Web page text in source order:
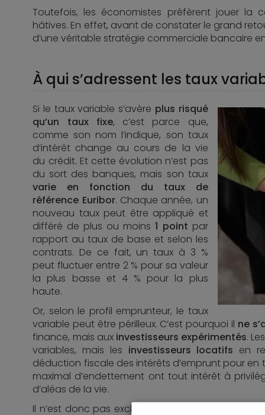
Toutefois, les économistes préfèrent jouer la
hâtives. En effet, avant de constater le grand
d’une véritable stratégie commerciale bancaire
À qui s’adressent les taux
Si le taux variable s’avère plus risqué
qu’un taux fixe, c’est parce que,
comme son nom l’indique, son taux
d’intérêt change au cours de la vie
du crédit. Et cette évolution n’est pas
du sort des banques, mais son taux
varie en fonction du taux de
référence Euribor. Chaque année, un
nouveau taux peut être appliqué et
différé de plus ou moins1 point par
rapport au taux de base et selon les
contrats. De ce fait, un taux à 3 %
peut fluctuer entre 2 % pour sa valeur
la plus basse et 4 % pour la plus
haute.
Or, selon le profil emprunteur, le taux
variable peut être périlleux. C’est pourquoi il ne
finance, mais aux investisseurs expérimentés.
variables, mais les investisseurs locatifs en
déduction fiscale des intérêts d’emprunt pour en
maximal d’endettement ont tout intérêt à
d’aléas de la vie.
Il n’est donc pas exclu que les taux variables